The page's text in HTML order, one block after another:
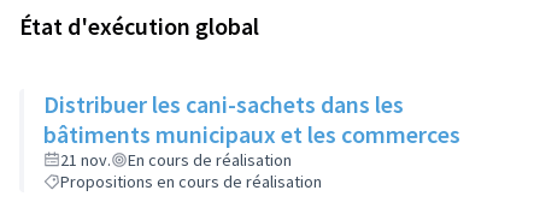
État d'exécution global
Distribuer les cani-sachets dans les
bâtiments municipaux et les commerces
21 nov.
En cours de réalisation
Propositions en cours de réalisation